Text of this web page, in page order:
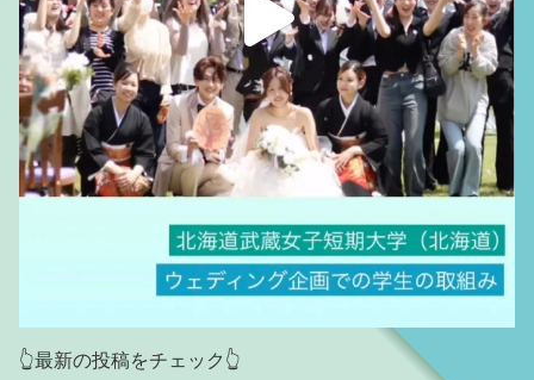
👆最新の投稿をチェック👆